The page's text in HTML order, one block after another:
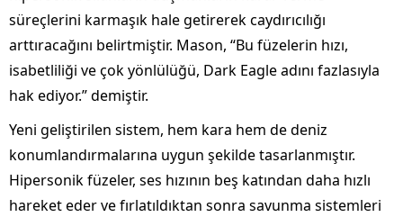
süreçlerini karmaşık hale getirerek caydırıcılığı
arttıracağını belirtmiştir. Mason, “Bu füzelerin hızı,
isabetliliği ve çok yönlülüğü, Dark Eagle adını fazlasıyla
hak ediyor.” demiştir.
Yeni geliştirilen sistem, hem kara hem de deniz
konumlandırmalarına uygun şekilde tasarlanmıştır.
Hipersonik füzeler, ses hızının beş katından daha hızlı
hareket eder ve fırlatıldıktan sonra savunma sistemleri